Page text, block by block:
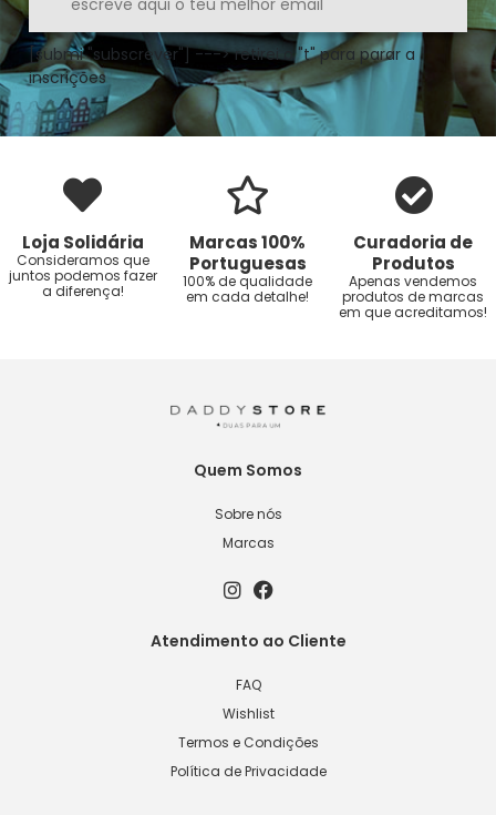
[submi "subscrever"] ---> retirei o "t" para parar a
inscrições
Loja Solidária
Consideramos que
juntos podemos fazer
a diferença!
Marcas 100%
Portuguesas
100% de qualidade
em cada detalhe!
Curadoria de
Produtos
Apenas vendemos
produtos de marcas
em que acreditamos!
Quem Somos
Sobre nós
Marcas
Atendimento ao Cliente
FAQ
Wishlist
Termos e Condições
Política de Privacidade